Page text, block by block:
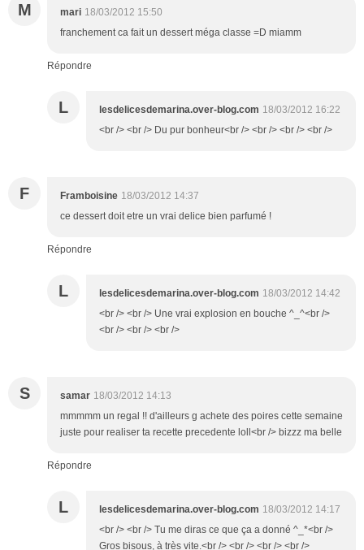
M mari 18/03/2012 15:50
franchement ca fait un dessert méga classe =D miamm
Répondre
L lesdelicesdemarina.over-blog.com 18/03/2012 16:22
<br /> <br /> Du pur bonheur<br /> <br /> <br /> <br />
F Framboisine 18/03/2012 14:37
ce dessert doit etre un vrai delice bien parfumé !
Répondre
L lesdelicesdemarina.over-blog.com 18/03/2012 14:42
<br /> <br /> Une vrai explosion en bouche ^_^<br />
<br /> <br /> <br />
S samar 18/03/2012 14:13
mmmmm un regal !! d'ailleurs g achete des poires cette semaine
juste pour realiser ta recette precedente loll<br /> bizzz ma belle
Répondre
L lesdelicesdemarina.over-blog.com 18/03/2012 14:17
<br /> <br /> Tu me diras ce que ça a donné ^_*<br />
Gros bisous, à très vite.<br /> <br /> <br /> <br />